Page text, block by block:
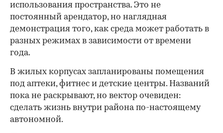
использования пространства. Это не
постоянный арендатор, но наглядная
демонстрация того, как среда может работать в
разных режимах в зависимости от времени
года.
В жилых корпусах запланированы помещения
под аптеки, фитнес и детские центры. Названий
пока не раскрывают, но вектор очевиден:
сделать жизнь внутри района по-настоящему
автономной.